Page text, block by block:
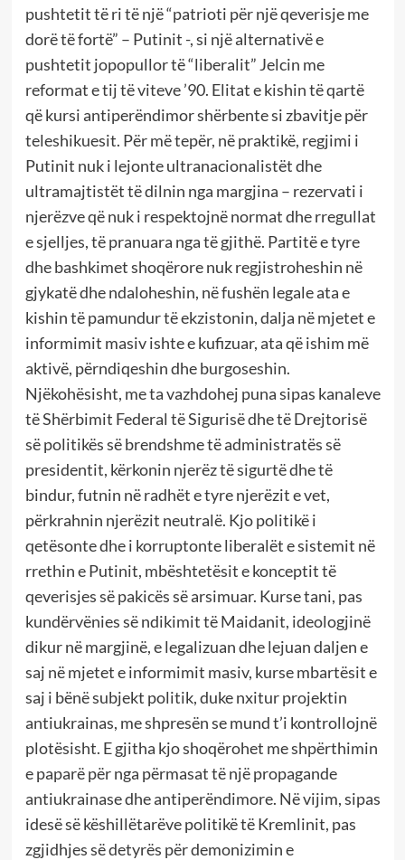
pushtetit të ri të një “patrioti për një qeverisje me
dorë të fortë” – Putinit -, si një alternativë e
pushtetit jopopullor të “liberalit” Jelcin me
reformat e tij të viteve ’90. Elitat e kishin të qartë
që kursi antiperëndimor shërbente si zbavitje për
teleshikuesit. Për më tepër, në praktikë, regjimi i
Putinit nuk i lejonte ultranacionalistët dhe
ultramajtistët të dilnin nga margjina – rezervati i
njerëzve që nuk i respektojnë normat dhe rregullat
e sjelljes, të pranuara nga të gjithë. Partitë e tyre
dhe bashkimet shoqërore nuk regjistroheshin në
gjykatë dhe ndaloheshin, në fushën legale ata e
kishin të pamundur të ekzistonin, dalja në mjetet e
informimit masiv ishte e kufizuar, ata që ishim më
aktivë, përndiqeshin dhe burgoseshin.
Njëkohësisht, me ta vazhdohej puna sipas kanaleve
të Shërbimit Federal të Sigurisë dhe të Drejtorisë
së politikës së brendshme të administratës së
presidentit, kërkonin njerëz të sigurtë dhe të
bindur, futnin në radhët e tyre njerëzit e vet,
përkrahnin njerëzit neutralë. Kjo politikë i
qetësonte dhe i korruptonte liberalët e sistemit në
rrethin e Putinit, mbështetësit e konceptit të
qeverisjes së pakicës së arsimuar. Kurse tani, pas
kundërvënies së ndikimit të Maidanit, ideologjinë
dikur në margjinë, e legalizuan dhe lejuan daljen e
saj në mjetet e informimit masiv, kurse mbartësit e
saj i bënë subjekt politik, duke nxitur projektin
antiukrainas, me shpresën se mund t’i kontrollojnë
plotësisht. E gjitha kjo shoqërohet me shpërthimin
e paparë për nga përmasat të një propagande
antiukrainase dhe antiperëndimore. Në vijim, sipas
idesë së këshillëtarëve politikë të Kremlinit, pas
zgjidhjes së detyrës për demonizimin e